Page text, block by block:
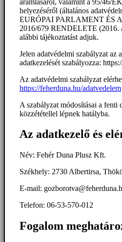
helyezéséről (általános
EURÓPAI PARLAMENT ÉS
2016/679 RENDELETE (2016.
alábbi tájékoztatást adjuk.
Jelen adatvédelmi szabályzat az
adatkezelését szabályozza:
Az adatvédelmi szabályzat
https://feherduna.hu/adatvedelem
A szabályzat módosításai a fenti
közzététellel lépnek hatályba.
Az adatkezelő és
Név: Fehér Duna Plusz Kft.
Székhely: 2730 Albertirsa,
E-mail:
Telefon: 06-53-570-012
Fogalom